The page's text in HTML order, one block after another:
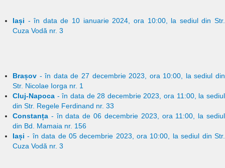
Iași - în data de 10 ianuarie 2024, ora 10:00, la sediul din Str.
Cuza Vodă nr. 3
Brașov - în data de 27 decembrie 2023, ora 10:00, la sediul din
Str. Nicolae Iorga nr. 1
Cluj-Napoca - în data de 28 decembrie 2023, ora 11:00, la sediul
din Str. Regele Ferdinand nr. 33
Constanța - în data de 06 decembrie 2023, ora 11:00, la sediul
din Bd. Mamaia nr. 156
Iași - în data de 05 decembrie 2023, ora 10:00, la sediul din Str.
Cuza Vodă nr. 3